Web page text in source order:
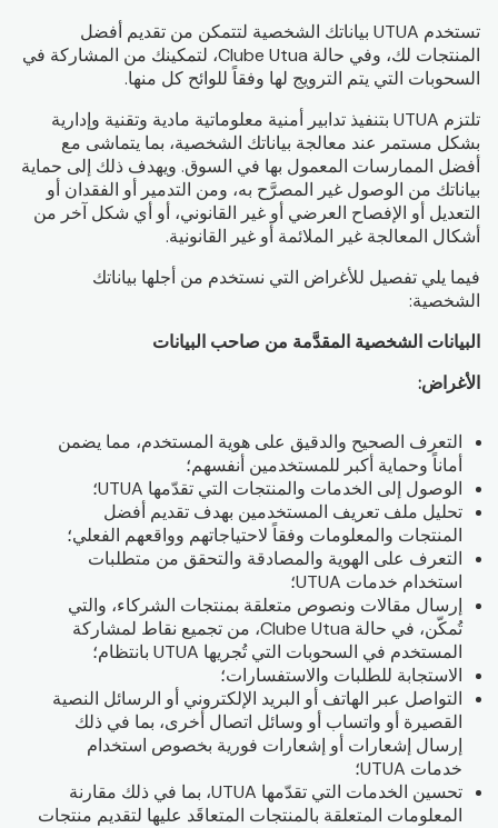
تستخدم UTUA بياناتك الشخصية لتتمكن من تقديم أفضل
المنتجات لك، وفي حالة Clube Utua، لتمكينك من المشاركة في
السحوبات التي يتم الترويج لها وفقاً للوائح كل منها.
تلتزم UTUA بتنفيذ تدابير أمنية معلوماتية مادية وتقنية وإدارية
بشكل مستمر عند معالجة بياناتك الشخصية، بما يتماشى مع
أفضل الممارسات المعمول بها في السوق. ويهدف ذلك إلى حماية
بياناتك من الوصول غير المصرَّح به، ومن التدمير أو الفقدان أو
التعديل أو الإفصاح العرضي أو غير القانوني، أو أي شكل آخر من
أشكال المعالجة غير الملائمة أو غير القانونية.
فيما يلي تفصيل للأغراض التي نستخدم من أجلها بياناتك
الشخصية:
البيانات الشخصية المقدَّمة من صاحب البيانات
الأغراض:
التعرف الصحيح والدقيق على هوية المستخدم، مما يضمن
أماناً وحماية أكبر للمستخدمين أنفسهم؛
الوصول إلى الخدمات والمنتجات التي تقدّمها UTUA؛
تحليل ملف تعريف المستخدمين بهدف تقديم أفضل
المنتجات والمعلومات وفقاً لاحتياجاتهم وواقعهم الفعلي؛
التعرف على الهوية والمصادقة والتحقق من متطلبات
استخدام خدمات UTUA؛
إرسال مقالات ونصوص متعلقة بمنتجات الشركاء، والتي
تُمكّن، في حالة Clube Utua، من تجميع نقاط لمشاركة
المستخدم في السحوبات التي تُجريها UTUA بانتظام؛
الاستجابة للطلبات والاستفسارات؛
التواصل عبر الهاتف أو البريد الإلكتروني أو الرسائل النصية
القصيرة أو واتساب أو وسائل اتصال أخرى، بما في ذلك
إرسال إشعارات أو إشعارات فورية بخصوص استخدام
خدمات UTUA؛
تحسين الخدمات التي تقدّمها UTUA، بما في ذلك مقارنة
المعلومات المتعلقة بالمنتجات المتعاقَد عليها لتقديم منتجات